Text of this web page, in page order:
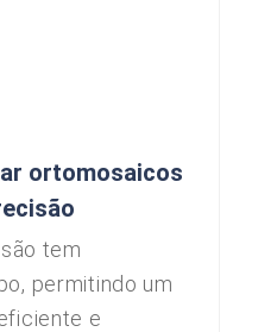
ortomosaicos
tem
permitindo um
e